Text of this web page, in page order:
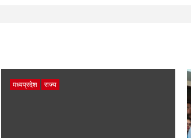
मध्यप्रदेश राज्य